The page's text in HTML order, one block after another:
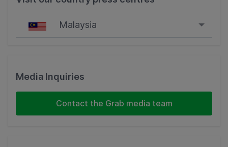
Malaysia
Malaysia
Indonesia
Media Inquiries
Contact the Grab media team